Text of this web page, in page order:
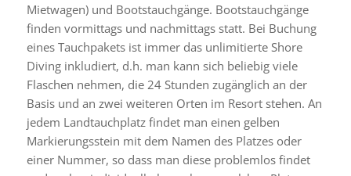
Mietwagen) und Bootstauchgänge. Bootstauchgänge
finden vormittags und nachmittags statt. Bei Buchung
eines Tauchpakets ist immer das unlimitierte Shore
Diving inkludiert, d.h. man kann sich beliebig viele
Flaschen nehmen, die 24 Stunden zugänglich an der
Basis und an zwei weiteren Orten im Resort stehen. An
jedem Landtauchplatz findet man einen gelben
Markierungsstein mit dem Namen des Platzes oder
einer Nummer, so dass man diese problemlos findet